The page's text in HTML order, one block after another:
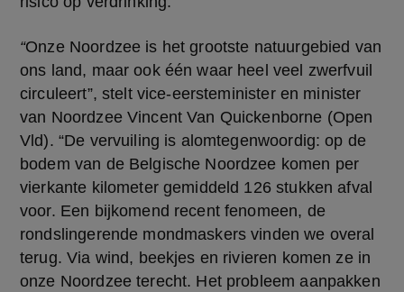
“Onze Noordzee is het grootste natuurgebied van
ons land, maar ook één waar heel veel zwerfvuil
circuleert”, stelt vice-eersteminister en minister
van Noordzee Vincent Van Quickenborne (Open
Vld). “De vervuiling is alomtegenwoordig: op de
bodem van de Belgische Noordzee komen per
vierkante kilometer gemiddeld 126 stukken afval
voor. Een bijkomend recent fenomeen, de
rondslingerende mondmaskers vinden we overal
terug. Via wind, beekjes en rivieren komen ze in
onze Noordzee terecht. Het probleem aanpakken